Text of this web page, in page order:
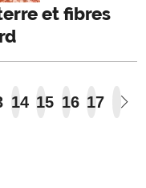
et fibres
14 15 16 17